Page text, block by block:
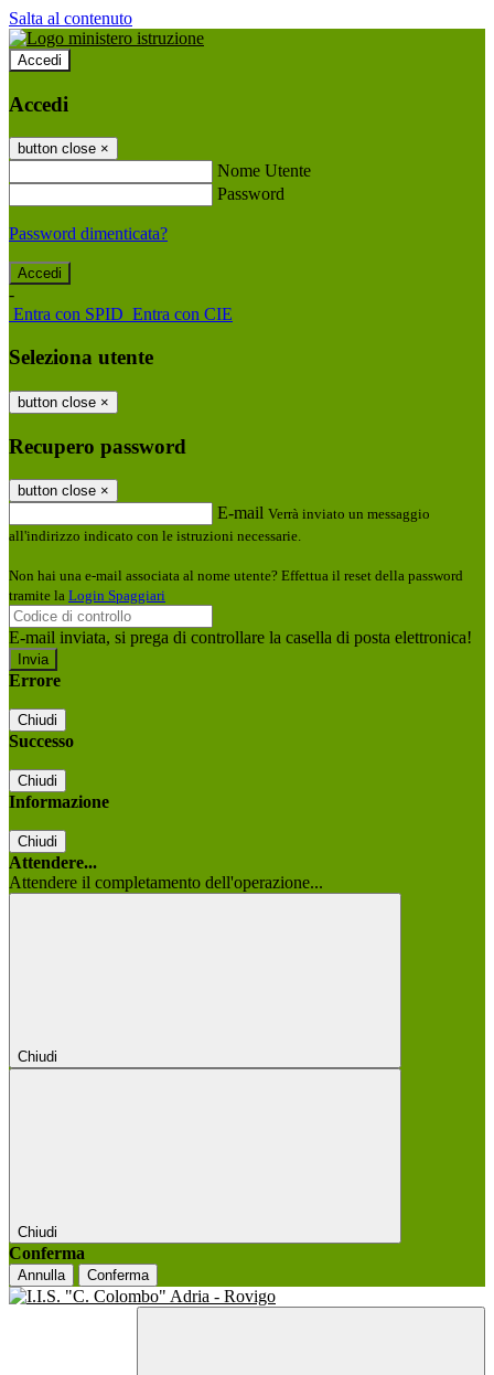
Salta al contenuto
Accedi
Accedi
button close ×
Nome Utente
Password
Password dimenticata?
-
Entra con SPID Entra con CIE
Seleziona utente
button close ×
Recupero password
button close ×
E-mail Verrà inviato un messaggio
all'indirizzo indicato con le istruzioni necessarie.
Non hai una e-mail associata al nome utente? Effettua il reset della password
tramite la Login Spaggiari
E-mail inviata, si prega di controllare la casella di posta elettronica!
Errore
Chiudi
Successo
Chiudi
Informazione
Chiudi
Attendere...
Attendere il completamento dell'operazione...
Chiudi
Chiudi
Conferma
Annulla Conferma